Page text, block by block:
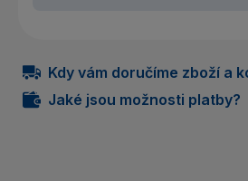
Kdy vám doručíme zboží a
Jaké jsou možnosti platby?